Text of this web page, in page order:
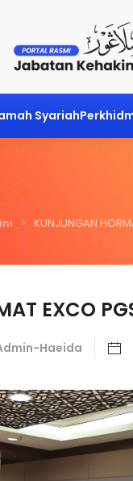
Syariah
KUNJUNGAN
EXCO
Haeida